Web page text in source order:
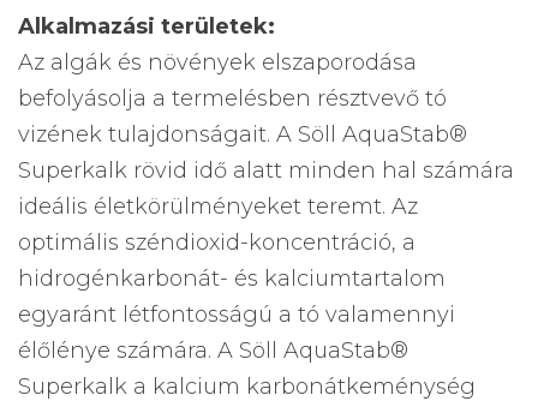
Alkalmazási területek:
Az algák és növények elszaporodása
befolyásolja a termelésben résztvevő tó
vizének tulajdonságait. A Söll AquaStab®
Superkalk rövid idő alatt minden hal számára
ideális életkörülményeket teremt. Az
optimális széndioxid-koncentráció, a
hidrogénkarbonát- és kalciumtartalom
egyaránt létfontosságú a tó valamennyi
élőlénye számára. A Söll AquaStab®
Superkalk a kalcium karbonátkeménység